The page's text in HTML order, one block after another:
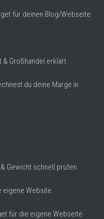
für deinen Blog/Webseite
& Großhandel erklärt
du deine Marge in
Gewicht schnell prüfen
eigene Website.
für die eigene Webseite